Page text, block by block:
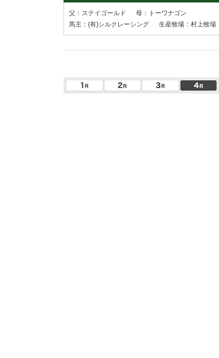
父：ステイゴールド
母：トーワナゴン
馬主：(有)シルクレーシング
生産牧場：村上牧場